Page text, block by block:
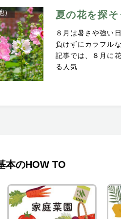
） 夏の花を探
８月は暑さや強い
負けずにカラフル
記事では、８月に
る人気…
本のHOW TO